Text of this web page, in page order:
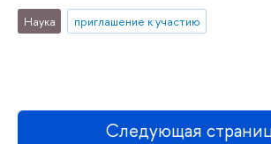
Наука приглашение к участию
Следующая